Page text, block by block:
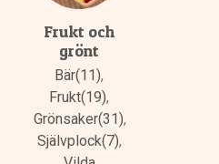
Frukt och
grönt
Bär(11),
Frukt(19),
Grönsaker(31),
Självplock(7),